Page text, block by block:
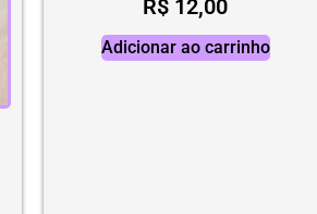
R$ 12,00
Adicionar ao carrinho